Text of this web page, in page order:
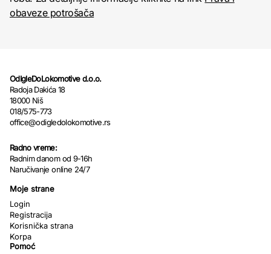
obaveze potrošača
OdIgleDoLokomotive d.o.o.
Radoja Dakića 18
18000 Niš
018/575-773
office@odigledolokomotive.rs
Radno vreme:
Radnim danom od 9-16h
Naručivanje online 24/7
Moje strane
Login
Registracija
Korisnička strana
Korpa
Pomoć